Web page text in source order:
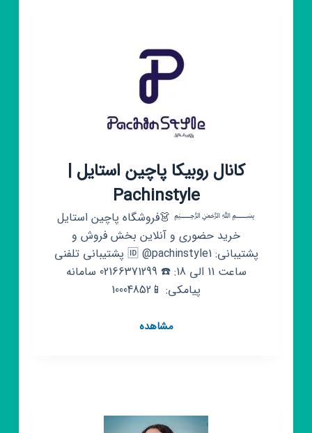
کانال روبیکا پاچین استایل |
Pachinstyle
﷽ 👗فروشگاه پاچین استایل
خرید حضوری و آنلاین بخش فروش و
پشتیبانی: 🆔 @pachinstyle1 پشتیبانی تلفنی
ساعت 11 الی 18: ☎️ 02166371299 سامانه
پیامکی: 📱10004852
مشاهدهکانال